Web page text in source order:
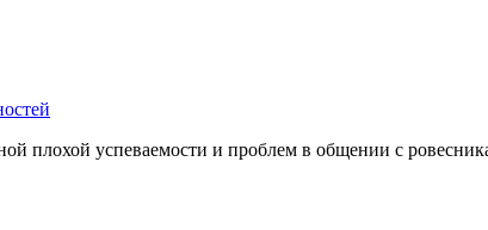
плохой успеваемости и проблем в общении с